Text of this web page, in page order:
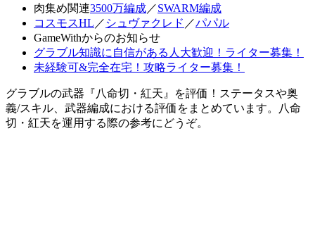
肉集め関連3500万編成／SWARM編成
コスモスHL ／ シュヴァクレド ／パパル
GameWithからのお知らせ
グラブル知識に自信がある人大歓迎！ライター募集！
未経験可&完全在宅！攻略ライター募集！
グラブルの武器『八命切・紅天』を評価！ステータスや奥
義/スキル、武器編成における評価をまとめています。八命
切・紅天を運用する際の参考にどうぞ。